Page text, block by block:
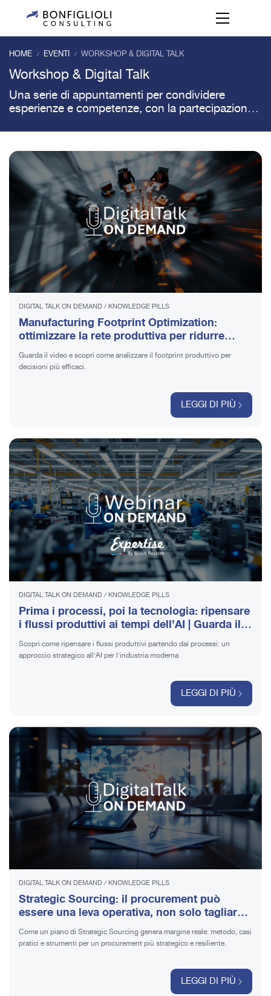
HOME / EVENTI / WORKSHOP & DIGITAL TALK
Workshop & Digital Talk
Una serie di appuntamenti per condividere
esperienze e competenze, con la partecipazione
DIGITAL TALK ON DEMAND/ KNOWLEDGE PILLS
Manufacturing Footprint Optimization:
ottimizzare la rete produttiva per ridurre
rischi e migliorare le performance | Guarda il
video
Guarda il video e scopri come analizzare il footprint produttivo per
decisioni più efficaci.
LEGGI DI PIÙ
DIGITAL TALK ON DEMAND/ KNOWLEDGE PILLS
Prima i processi, poi la tecnologia: ripensare
i flussi produttivi ai tempi dell’AI | Guarda il
video
Scopri come ripensare i flussi produttivi partendo dai processi: un
approccio strategico all'AI per l'industria moderna
LEGGI DI PIÙ
DIGITAL TALK ON DEMAND/ KNOWLEDGE PILLS
Strategic Sourcing: il procurement può
essere una leva operativa, non solo tagliare
costi | Guarda il video
Come un piano di Strategic Sourcing genera margine reale: metodo, casi
pratici e strumenti per un procurement più strategico e resiliente.
LEGGI DI PIÙ